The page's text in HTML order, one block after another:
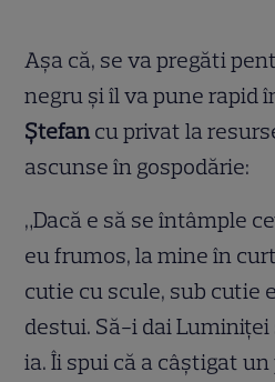
Așa că, se va pregăti
negru și îl va pune rapid
Ștefan cu privat la
ascunse în gospodărie:
„Dacă e să se întâmple
eu frumos, la mine în
cutie cu scule, sub cutie
destui. Să-i dai
ia. Îi spui că a câștigat